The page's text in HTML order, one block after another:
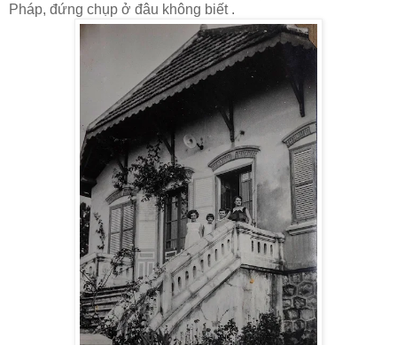
Pháp, đứng chụp ở đâu không biết .